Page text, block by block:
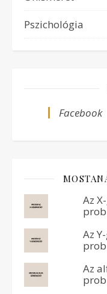
Pszichológia
Facebook
Az
Az
Az